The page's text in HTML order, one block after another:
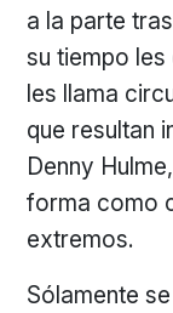
a la parte
su tiempo
les llama
que resultan
Denny
forma como
extremos.
Sólamente